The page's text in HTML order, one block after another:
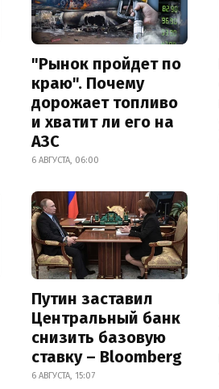
"Рынок пройдет по
краю". Почему
дорожает топливо
и хватит ли его на
АЗС
6 АВГУСТА, 06:00
Путин заставил
Центральный банк
снизить базовую
ставку – Bloomberg
6 АВГУСТА, 15:07